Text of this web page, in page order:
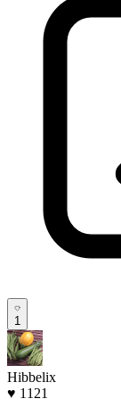
1
Hibbelix
♥ 1121